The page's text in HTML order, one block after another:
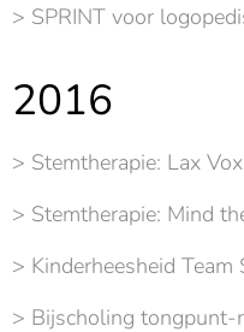
> SPRINT voor
2016
> Stemtherapie: Lax Vox
> Stemtherapie: Mind
> Kinderheesheid
> Bijscholing tongpunt-r